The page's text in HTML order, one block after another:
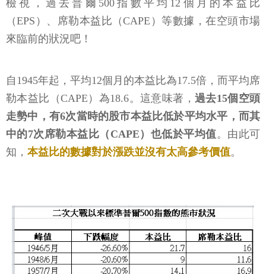
檢視，過去普爾500指數平均12個月的本益比
（EPS）、席勒本益比（CAPE）等數據，在空頭市場
來臨前的狀況吧！
自1945年起，平均12個月的本益比為17.5倍，而平均席
勒本益比（CAPE）為18.6。這意味著， 過去15個空頭
走勢中，有6次當時的股市本益比低於平均水平，而其
中的7次席勒本益比（CAPE）也低於平均值。由此可
知， 本益比的數據對於漲跌並沒有太高參考價值。